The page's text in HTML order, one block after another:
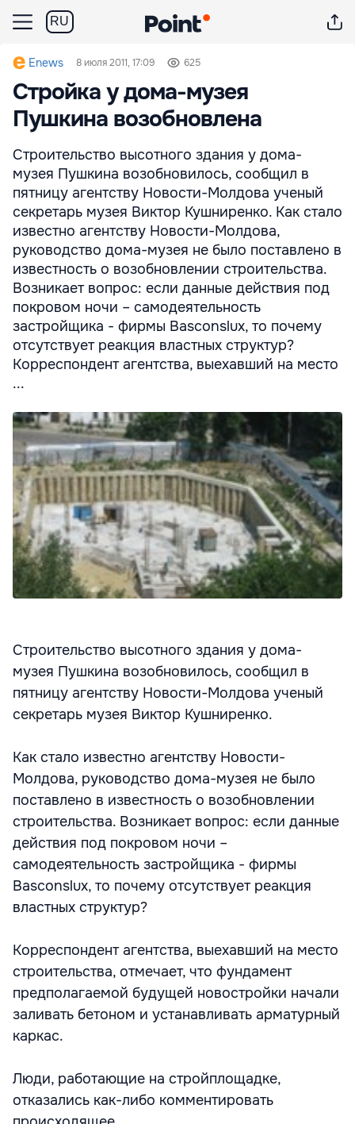
RU
Enews 8 июля 2011, 17:09 625
Стройка у дома-музея
Пушкина возобновлена
Строительство высотного здания у дома-
музея Пушкина возобновилось, сообщил в
пятницу агентству Новости-Молдова ученый
секретарь музея Виктор Кушниренко. Как стало
известно агентству Новости-Молдова,
руководство дома-музея не было поставлено в
известность о возобновлении строительства.
Возникает вопрос: если данные действия под
покровом ночи – самодеятельность
застройщика - фирмы Basconslux, то почему
отсутствует реакция властных структур?
Корреспондент агентства, выехавший на место
...
Строительство высотного здания у дома-
музея Пушкина возобновилось, сообщил в
пятницу агентству Новости-Молдова ученый
секретарь музея Виктор Кушниренко.
Как стало известно агентству Новости-
Молдова, руководство дома-музея не было
поставлено в известность о возобновлении
строительства. Возникает вопрос: если данные
действия под покровом ночи –
самодеятельность застройщика - фирмы
Basconslux, то почему отсутствует реакция
властных структур?
Корреспондент агентства, выехавший на место
строительства, отмечает, что фундамент
предполагаемой будущей новостройки начали
заливать бетоном и устанавливать арматурный
каркас.
Люди, работающие на стройплощадке,
отказались как-либо комментировать